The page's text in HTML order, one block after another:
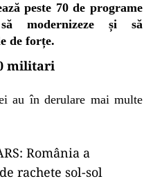
peste 70 de programe
modernizeze și să
de forțe.
militari
au în derulare mai multe
România a
rachete sol-sol